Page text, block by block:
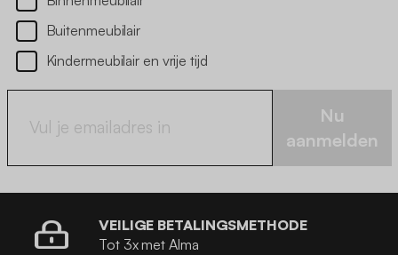
Buitenmeubilair
Kindermeubilair en vrije tijd
Nu
aanmelden
VEILIGE BETALINGSMETHODE
Tot 3x met Alma